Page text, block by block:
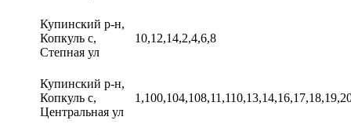
Купинский р-н,
Копкуль с,
Степная ул
10,12,14,2,4,6,8
Купинский р-н,
Копкуль с,
Центральная ул